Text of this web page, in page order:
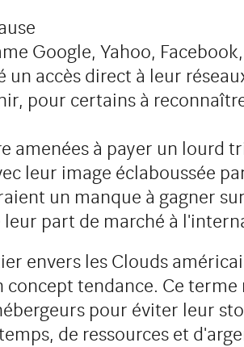
Google, Yahoo,
un accès direct à leur
pour certains à
amenées à payer un
leur image éclaboussée
un manque à gagner
part de marché à
envers les Clouds
concept tendance. Ce
pour éviter leur
de ressources et